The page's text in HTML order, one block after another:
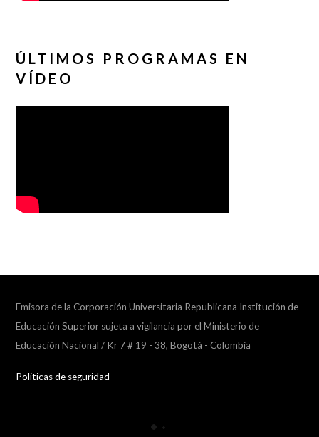
ÚLTIMOS PROGRAMAS EN
VÍDEO
Emisora de la Corporación Universitaria Republicana Institución de
Educación Superior sujeta a vigilancia por el Ministerio de
Educación Nacional / Kr 7 # 19 - 38, Bogotá - Colombia
Politicas de seguridad